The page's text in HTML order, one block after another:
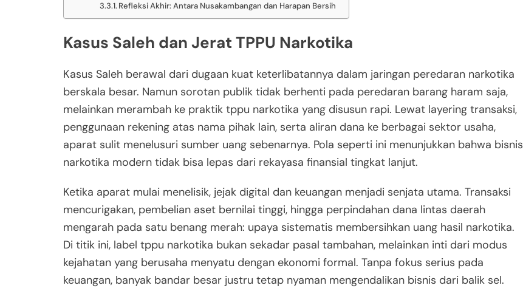
Refleksi Akhir: Antara Nusakambangan dan Harapan Bersih
Kasus Saleh dan Jerat TPPU Narkotika
Kasus Saleh berawal dari dugaan kuat keterlibatannya dalam jaringan peredaran narkotika
berskala besar. Namun sorotan publik tidak berhenti pada peredaran barang haram saja,
melainkan merambah ke praktik tppu narkotika yang disusun rapi. Lewat layering transaksi,
penggunaan rekening atas nama pihak lain, serta aliran dana ke berbagai sektor usaha,
aparat sulit menelusuri sumber uang sebenarnya. Pola seperti ini menunjukkan bahwa bisnis
narkotika modern tidak bisa lepas dari rekayasa finansial tingkat lanjut.
Ketika aparat mulai menelisik, jejak digital dan keuangan menjadi senjata utama. Transaksi
mencurigakan, pembelian aset bernilai tinggi, hingga perpindahan dana lintas daerah
mengarah pada satu benang merah: upaya sistematis membersihkan uang hasil narkotika.
Di titik ini, label tppu narkotika bukan sekadar pasal tambahan, melainkan inti dari modus
kejahatan yang berusaha menyatu dengan ekonomi formal. Tanpa fokus serius pada
keuangan, banyak bandar besar justru tetap nyaman mengendalikan bisnis dari balik sel.